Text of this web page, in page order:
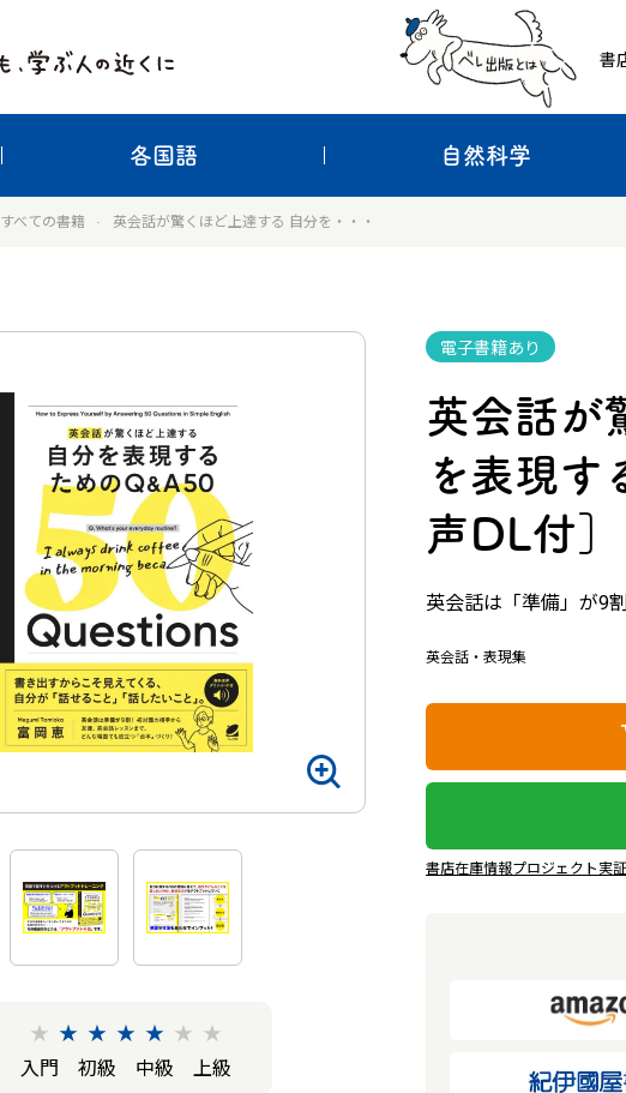
書
各国語 自然科学
すべての書籍 英会話が驚くほど上達する 自分を・・・
電子書籍あり
英会話が
を表現
声DL付］
英会話は「準備」が9割
英会話・表現集
★ ★ ★ ★ ★ ★ ★
入門
初級 中級 上級
書店在庫情報プロジェクト実